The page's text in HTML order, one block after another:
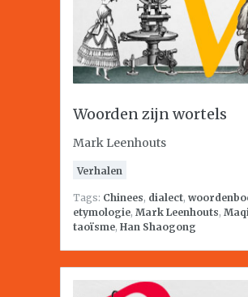
Woorden zijn wortels
Mark Leenhouts
Verhalen
Tags: Chinees, dialect,
etymologie, Mark Leenhouts,
taoïsme, Han Shaogong